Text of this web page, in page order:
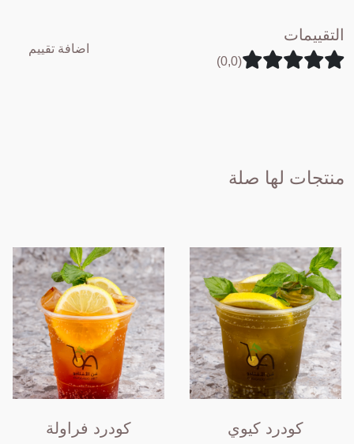
التقييمات
(0,0)
اضافة تقييم
منتجات لها صلة
كودرد فراولة كودرد كيوي